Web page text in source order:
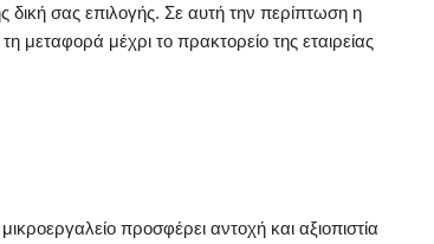
δική σας επιλογής. Σε αυτή την περίπτωση η
μεταφορά μέχρι το πρακτορείο της εταιρείας
προσφέρει αντοχή και αξιοπιστία